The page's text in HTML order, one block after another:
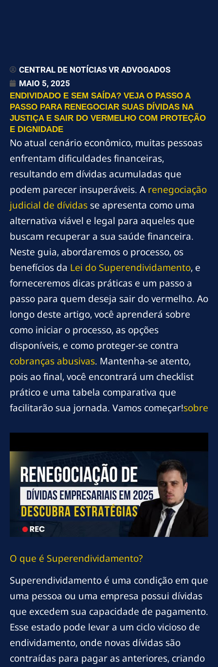
CENTRAL DE NOTÍCIAS VR ADVOGADOS
MAIO 5, 2025
ENDIVIDADO E SEM SAÍDA? VEJA O PASSO A
PASSO PARA RENEGOCIAR SUAS DÍVIDAS NA
JUSTIÇA E SAIR DO VERMELHO COM PROTEÇÃO
E DIGNIDADE
No atual cenário econômico, muitas pessoas
enfrentam dificuldades financeiras,
resultando em dívidas acumuladas que
podem parecer insuperáveis. A renegociação
judicial de dívidasse apresenta como uma
alternativa viável e legal para aqueles que
buscam recuperar a sua saúde financeira.
Neste guia, abordaremos o processo, os
benefícios da Lei do Superendividamento, e
forneceremos dicas práticas e um passo a
passo para quem deseja sair do vermelho. Ao
longo deste artigo, você aprenderá sobre
como iniciar o processo, as opções
disponíveis, e como proteger-se contra
cobranças abusivas. Mantenha-se atento,
pois ao final, você encontrará um checklist
prático e uma tabela comparativa que
facilitarão sua jornada. Vamos começar!sobre
O que é Superendividamento?
Superendividamento é uma condição em que
uma pessoa ou uma empresa possui dívidas
que excedem sua capacidade de pagamento.
Esse estado pode levar a um ciclo vicioso de
endividamento, onde novas dívidas são
contraídas para pagar as anteriores, criando